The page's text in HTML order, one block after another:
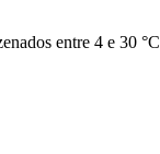
entre 4 e 30 °C